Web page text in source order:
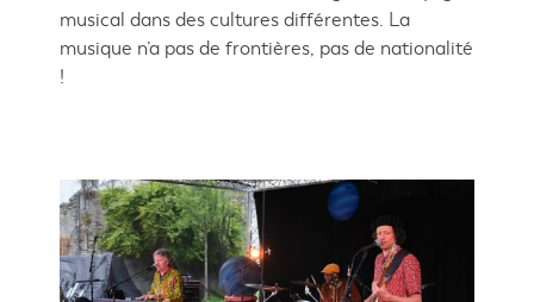
musical dans des cultures différentes. La
musique n’a pas de frontières, pas de nationalité
!